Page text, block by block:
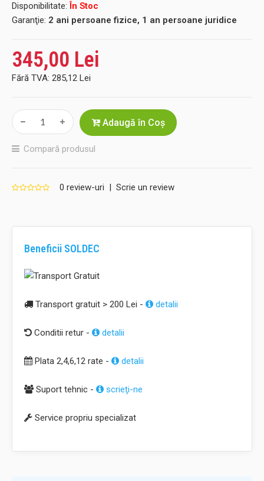
Disponibilitate: În Stoc
Garanţie: 2 ani persoane fizice, 1 an persoane juridice
345,00 Lei
Fără TVA: 285,12 Lei
Adaugă în Coş
Compară produsul
0 review-uri | Scrie un review
Beneficii SOLDEC
Transport gratuit > 200 Lei - detalii
Conditii retur - detalii
Plata 2,4,6,12 rate - detalii
Suport tehnic - scrieţi-ne
Service propriu specializat